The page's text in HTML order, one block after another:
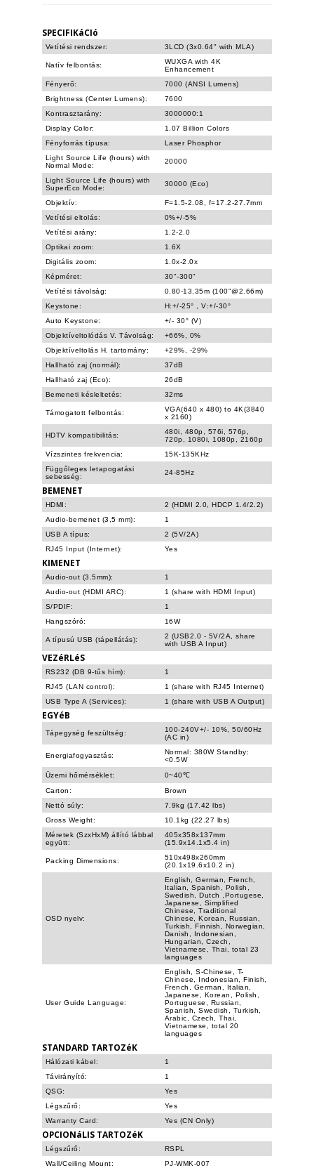
SPECIFIKáCIó
Vetítési rendszer: 3LCD (3x0.64" with MLA)
Natív felbontás:
WUXGA with 4K
Enhancement
Fényerő:
7000 (ANSI Lumens)
Brightness (Center Lumens):
7600
Kontrasztarány:
3000000:1
Display Color:
1.07 Billion Colors
Fényforrás típusa:
Laser Phosphor
Light Source Life (hours) with
Normal Mode:
20000
Light Source Life (hours) with
SuperEco Mode:
30000 (Eco)
Objektív:
F=1.5-2.08, f=17.2-27.7mm
Vetítési eltolás:
0%+/-5%
Vetítési arány:
1.2-2.0
Optikai zoom:
1.6X
Digitális zoom:
1.0x-2.0x
Képméret:
30"-300"
Vetítési távolság:
0.80-13.35m (100"@2.66m)
Keystone:
H:+/-25° , V:+/-30°
Auto Keystone:
+/- 30° (V)
Objektíveltolódás V. Távolság:
+66%, 0%
Objektíveltolás H. tartomány:
+29%, -29%
Hallható zaj (normál):
37dB
Hallható zaj (Eco):
26dB
Bemeneti késleltetés:
32ms
Támogatott felbontás:
VGA(640 x 480) to 4K(3840
x 2160)
HDTV kompatibilitás:
480i, 480p, 576i, 576p,
720p, 1080i, 1080p, 2160p
Vízszintes frekvencia:
15K-135KHz
Függőleges letapogatási
sebesség:
24-85Hz
BEMENET
HDMI:
2 (HDMI 2.0, HDCP 1.4/2.2)
Audio-bemenet (3,5 mm):
1
USB A típus:
2 (5V/2A)
RJ45 Input (Internet):
Yes
KIMENET
Audio-out (3.5mm):
1
Audio-out (HDMI ARC):
1 (share with HDMI Input)
S/PDIF:
1
Hangszóró:
16W
A típusú USB (tápellátás):
2 (USB2.0 - 5V/2A, share
with USB A Input)
VEZéRLéS
RS232 (DB 9-tűs hím):
1
RJ45 (LAN control):
1 (share with RJ45 Internet)
USB Type A (Services):
1 (share with USB A Output)
EGYéB
Tápegység feszültség:
100-240V+/- 10%, 50/60Hz
(AC in)
Energiafogyasztás:
Normal: 380W Standby:
<0.5W
Üzemi hőmérséklet:
0~40℃
Carton:
Brown
Nettó súly:
7.9kg (17.42 lbs)
Gross Weight:
10.1kg (22.27 lbs)
Méretek (SzxHxM) állító lábbal
együtt:
405x358x137mm
(15.9x14.1x5.4 in)
Packing Dimensions:
510x498x260mm
(20.1x19.6x10.2 in)
OSD nyelv:
English, German, French,
Italian, Spanish, Polish,
Swedish, Dutch ,Portugese,
Japanese, Simplified
Chinese, Traditional
Chinese, Korean, Russian,
Turkish, Finnish, Norwegian,
Danish, Indonesian,
Hungarian, Czech,
Vietnamese, Thai, total 23
languages
User Guide Language:
English, S-Chinese, T-
Chinese, Indonesian, Finish,
French, German, Italian,
Japanese, Korean, Polish,
Portuguese, Russian,
Spanish, Swedish, Turkish,
Arabic, Czech, Thai,
Vietnamese, total 20
languages
STANDARD TARTOZéK
Hálózati kábel:
1
Távirányító:
1
QSG:
Yes
Légszűrő:
Yes
Warranty Card:
Yes (CN Only)
OPCIONáLIS TARTOZéK
Légszűrő:
RSPL
Wall/Ceiling Mount:
PJ-WMK-007